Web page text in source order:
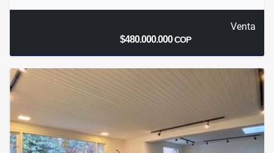
Venta
$480.000.000COP